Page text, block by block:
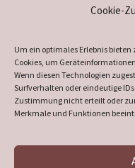
Cookie-
Um ein optimales Erlebnis
Cookies, um
Wenn diesen Technologien
Surfverhalten oder eindeutige
Zustimmung nicht erteilt oder
Merkmale und Funktionen